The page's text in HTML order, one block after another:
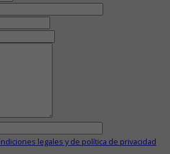
legales y de política de privacidad